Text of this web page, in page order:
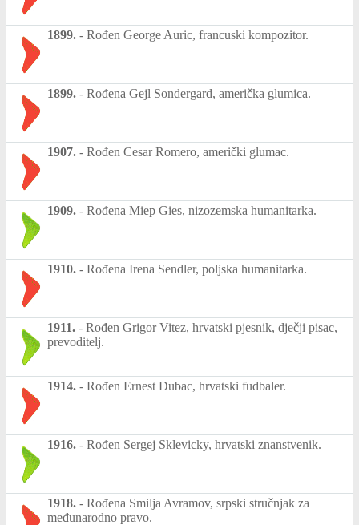
1899. - Rođen George Auric, francuski kompozitor.
1899. - Rođena Gejl Sondergard, američka glumica.
1907. - Rođen Cesar Romero, američki glumac.
1909. - Rođena Miep Gies, nizozemska humanitarka.
1910. - Rođena Irena Sendler, poljska humanitarka.
1911. - Rođen Grigor Vitez, hrvatski pjesnik, dječji pisac,
prevoditelj.
1914. - Rođen Ernest Dubac, hrvatski fudbaler.
1916. - Rođen Sergej Sklevicky, hrvatski znanstvenik.
1918. - Rođena Smilja Avramov, srpski stručnjak za
međunarodno pravo.